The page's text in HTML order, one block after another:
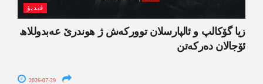
ڤیدیۆ
زیا گۆکالپ و ئالپارسلان توورکەش ژ ھوندرێ عەبدوللاھ
ئۆجالان دەرکەتن
2026-07-29